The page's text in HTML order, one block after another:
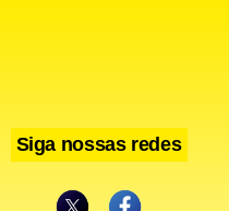
Siga nossas redes